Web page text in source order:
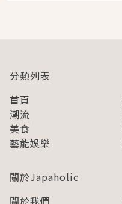
分類列表
首頁
潮流
美食
藝能娛樂
關於Japaholic
關於我們